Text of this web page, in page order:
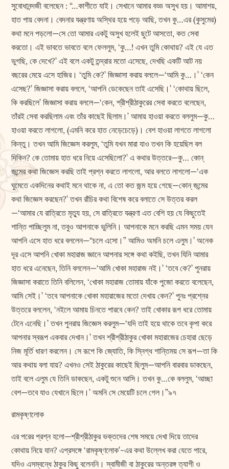
সুবোধানন্দজী বলেছেন : “…কাশীতে যাই। সেখানে আমার বড্ড অসুখ হয়। আমাশয়,
হাত পায় বেদনা। বেদনার যন্ত্রণায় অস্থির হয়ে পড়ে আছি, তখন কু…এর (কুসুমের)
কথা মনে পড়লো—সে তো আমার একটু অসুখ হলেই ছুটে আসতো, কত সেবা
করতো। এই ভাবতে ভাবতে বলে ফেললুম, ‘কু…! এখন তুমি কোথায়? এই যে এত
ভুগছি, কে দেখে?’ এই বলে একটু তন্দ্রার মতো এসেছে, দেখছি একটি আট নয়
বছরের মেয়ে এসে হাজির। ‘তুমি কে?’ জিজ্ঞাসা করায় বললে—‘আমি কু…।’ ‘কেন
এসেছ?’ জিজ্ঞাসা করায় বললে, ‘আপনি ডেকেছেন তাই এসেছি।’ ‘কোথায় ছিলে,
কি করছিলে’ জিজ্ঞাসা করায় বললে—‘কেন, শ্রীশ্রীঠাকুরের সেবা করতে বলেছেন,
তাঁরই সেবা করছিলাম এবং তাঁর কাছেই ছিলাম।’ আমায় হাওয়া করতে বললুম—কু…
হাওয়া করতে লাগলো, (এমনি করে হাত নেড়েচেড়ে)। বেশ হাওয়া লাগতে লাগলো
কিন্তু। তখন আমি জিজ্ঞেস করলুম, ‘তুমি যখন মারা যাও তখন কি হয়েছিল বল
দিকিন? কে তোমায় হাত ধরে নিয়ে এসেছিলো?’ এ কথার উত্তরে—কু… কোন্‌
জন্মের কথা জিজ্ঞেস করছি তাই প্রশ্ন করতে লাগলো, আর বলতে লাগলো—‘এক
ঘুমেতে একদিনের কথাই মনে থাকে না, এ তো কত জন্ম হয়ে গেছে—কোন্‌ জন্মের
কথা জিজ্ঞেস করছেন?’ তখন রাঁচির কথা বিশেষ করে বলাতে সে উত্তর করল
—‘আমার যে রাত্রিতে মৃত্যু হয়, সে রাত্রিতে যন্ত্রণা এত বেশি হয় যে কিছুতেই
শান্তি পাচ্ছিলুম না, তবুও আপনাকে ভুলিনি। আপনাকে মনে করছি এমন সময় যেন
আপনি এসে হাত ধরে বললেন—“চলে এসো।” আমিও অমনি চলে এলুম।’ অনেক
দূর এসে আপনি খোকা মহারাজ জ্ঞানে আপনার সঙ্গে কথা কইছি, তখন যিনি আমার
হাত ধরে এনেছেন, তিনি বললেন—‘আমি খোকা মহারাজ নই।’ ‘তবে কে?’ পুনরায়
জিজ্ঞাসা করাতে তিনি বলিলেন, ‘খোকা মহারাজ তোমায় যাঁকে পুজো করতে বলেছেন,
আমি সেই।’ ‘তবে আপনাকে খোকা মহারাজের মতো দেখায় কেন?’ পুনঃ প্রশ্নের
উত্তরে বললেন, ‘নইলে আমায় চিনতে পারবে কেন? তাই খোকার রূপ ধরে তোমায়
টেনে এনেছি।’ তখন পুনরায় জিজ্ঞেস করলুম—‘যদি তাই হয়ে থাকে তবে কৃপা করে
আপনার স্বরূপ একবার দেখান।’ তখন শ্রীশ্রীঠাকুর খোকা মহারাজের চেহারা ছেড়ে
নিজ মূর্তি ধারণ করলেন। সে রূপে কি জ্যোতি, কি স্নিগ্ধ শান্তিময় সে রূপ—তা কি
আর কথায় বলা যায়? এখনও সেই ঠাকুরের কাছেই ছিলুম—আপনি বারবার ডাকছেন,
তাই বলে এলুম যে তিনি ডাকছেন, একটু শুনে আসি। তখন কু…কে বললুম, ‘আচ্ছা
বেশ—তবে যাও যেখানে ছিলে।’ অমনি সে মেয়েটি চলে গেল।”৯৭
রামকৃষ্ণলোক
এর পরের প্রশ্ন হলো—শ্রীশ্রীঠাকুর ভক্তদের শেষ সময়ে দেখা দিয়ে তাদের
কোথায় নিয়ে যান? এপ্রসঙ্গে ‘রামকৃষ্ণলোক’-এর কথা উল্লেখ করা যেতে পারে,
যদিও এসম্বন্ধে ঠাকুর কিছু বলেননি। স্বামীজী বা ঠাকুরের অন্তরঙ্গ ত্যাগী ও